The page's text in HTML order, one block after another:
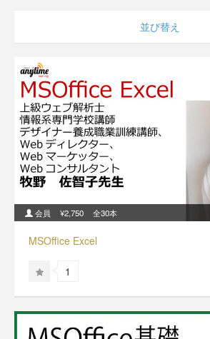
並び替え
会員 ¥2,750 全30本
MSOffice Excel
1